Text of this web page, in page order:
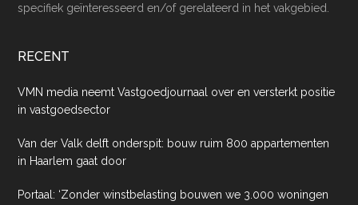
specifiek geïnteresseerd en/of gerelateerd in het vakgebied.
RECENT
VMN media neemt Vastgoedjournaal over en versterkt positie
in vastgoedsector
Van der Valk delft onderspit: bouw ruim 800 appartementen
in Haarlem gaat door
Portaal: ‘Zonder winstbelasting bouwen we 3.000 woningen